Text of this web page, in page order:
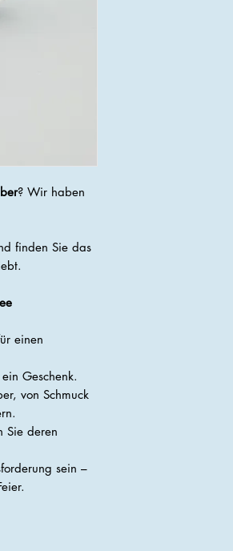
? Wir haben
finden Sie das
einen
Geschenk.
von Schmuck
Sie deren
sein –